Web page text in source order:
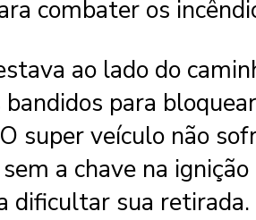
combater os
ao lado do
bandidos para
super veículo não
a chave na
dificultar sua retirada.